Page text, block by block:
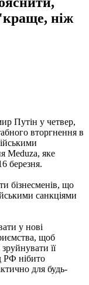
ніж
Путін у четвер,
вторгнення в
Meduza, яке
березня.
бізнесменів, що
санкціями
у нові
щоб
її
РФ нібито
для будь-